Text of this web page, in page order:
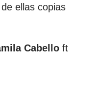
ellas copias
Cabello ft